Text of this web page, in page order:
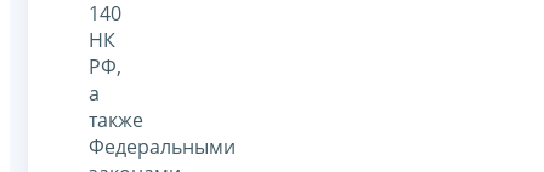
140
НК
РФ,
а
также
Федеральными